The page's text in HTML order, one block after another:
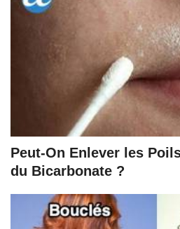
Peut-On Enlever les
du Bicarbonate ?